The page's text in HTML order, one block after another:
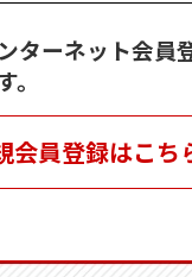
ターネット会員
会員登録はこち